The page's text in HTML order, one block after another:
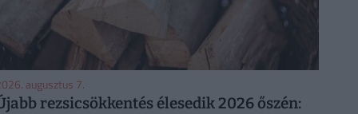
augusztus 7.
rezsicsökkentés élesedik 2026 őszén: